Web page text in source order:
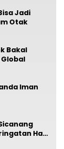
Jadi
Otak
Bakal
Iman
Hari
Medan